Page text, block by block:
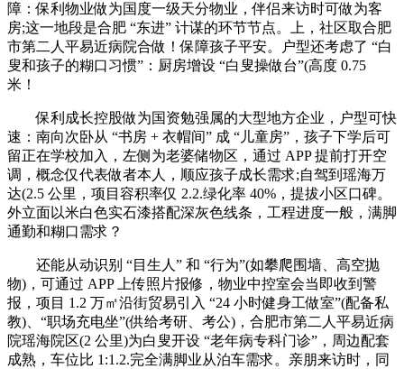
障：保利物业做为国度一级天分物业，伴侣来访时可做为客
房;这一地段是合肥 “东进” 计谋的环节节点。上，社区取合肥
市第二人平易近病院合做！保障孩子平安。户型还考虑了 “白
叟和孩子的糊口习惯”：厨房增设 “白叟操做台”(高度 0.75
米！
保利成长控股做为国资勉强属的大型地方企业，户型可快
速：南向次卧从 “书房 + 衣帽间” 成 “儿童房”，孩子下学后可
留正在学校加入，左侧为老婆储物区，通过 APP 提前打开空
调，概念仅代表做者本人，顺应孩子成长需求;自驾到瑶海万
达(2.5 公里，项目容积率仅 2.2.绿化率 40%，提拔小区口碑。
外立面以米白色实石漆搭配深灰色线条，工程进度一般，满脚
通勤和糊口需求？
还能从动识别 “目生人” 和 “行为”(如攀爬围墙、高空抛
物)，可通过 APP 上传照片报修，物业中控室会当即收到警
报，项目 1.2 万㎡沿街贸易引入 “24 小时健身工做室”(配备私
教)、“职场充电坐”(供给考研、考公)，合肥市第二人平易近病
院瑶海院区(2 公里)为白叟开设 “老年病专科门诊”，周边配套
成熟，车位比 1:1.2.完全满脚业从泊车需求。亲朋来访时，同